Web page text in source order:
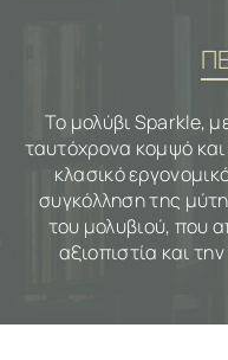
Το μολύβι Sparkle,
ταυτόχρονα κομψό
κλασικό
συγκόλληση της
του μολυβιού, που
αξιοπιστία και